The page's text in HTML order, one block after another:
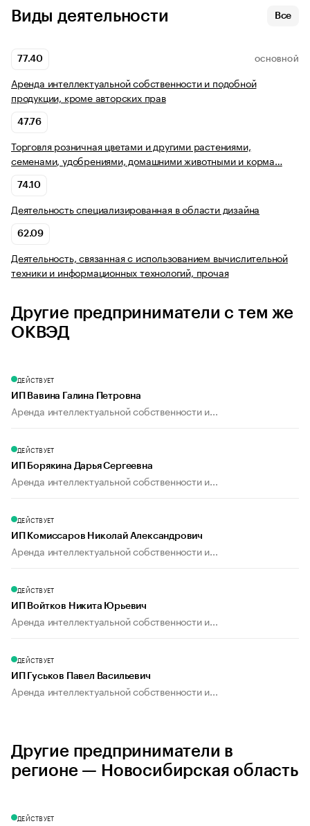
Виды деятельности Все
77.40 ОСНОВНОЙ
Аренда интеллектуальной собственности и подобной
продукции, кроме авторских прав
47.76
Торговля розничная цветами и другими растениями,
семенами, удобрениями, домашними животными и корма…
74.10
Деятельность специализированная в области дизайна
62.09
Деятельность, связанная с использованием вычислительной
техники и информационных технологий, прочая
Другие предприниматели с тем же
ОКВЭД
ДЕЙСТВУЕТ
ИП Вавина Галина Петровна
Аренда интеллектуальной собственности и...
ДЕЙСТВУЕТ
ИП Борякина Дарья Сергеевна
Аренда интеллектуальной собственности и...
ДЕЙСТВУЕТ
ИП Комиссаров Николай Александрович
Аренда интеллектуальной собственности и...
ДЕЙСТВУЕТ
ИП Войтков Никита Юрьевич
Аренда интеллектуальной собственности и...
ДЕЙСТВУЕТ
ИП Гуськов Павел Васильевич
Аренда интеллектуальной собственности и...
Другие предприниматели в
регионе — Новосибирская область
ДЕЙСТВУЕТ